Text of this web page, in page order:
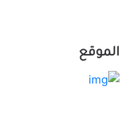
الموقع